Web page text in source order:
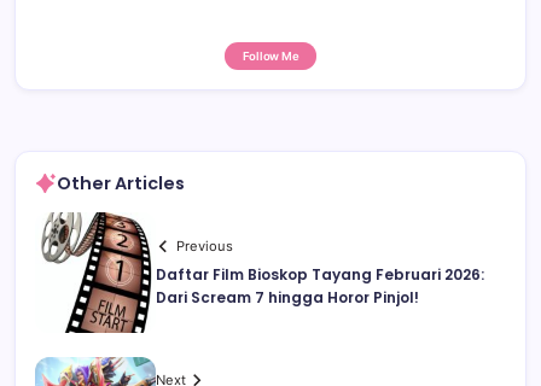
Follow Me
Other Articles
Previous
Daftar Film Bioskop Tayang Februari 2026:
Dari Scream 7 hingga Horor Pinjol!
Next